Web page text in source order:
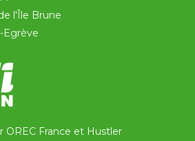
l'Île Brune
Egrève
OREC France et Hustler